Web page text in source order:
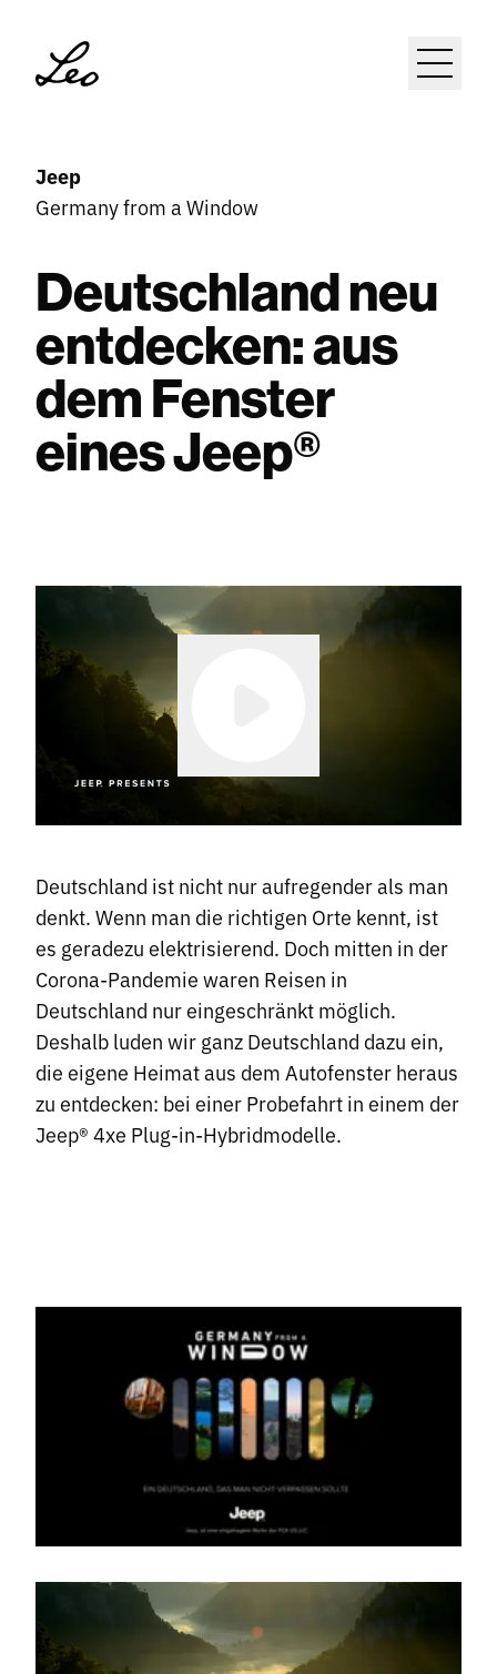
Open
Arbeiten
Agentur
Menschen
News
Karriere
Kontakt
Open
Jeep
Germany from a Window
Deutschland neu
entdecken: aus
dem Fenster
eines Jeep®
Deutschland ist nicht nur aufregender als man
denkt. Wenn man die richtigen Orte kennt, ist
es geradezu elektrisierend. Doch mitten in der
Corona-Pandemie waren Reisen in
Deutschland nur eingeschränkt möglich.
Deshalb luden wir ganz Deutschland dazu ein,
die eigene Heimat aus dem Autofenster heraus
zu entdecken: bei einer Probefahrt in einem der
Jeep® 4xe Plug-in-Hybridmodelle.